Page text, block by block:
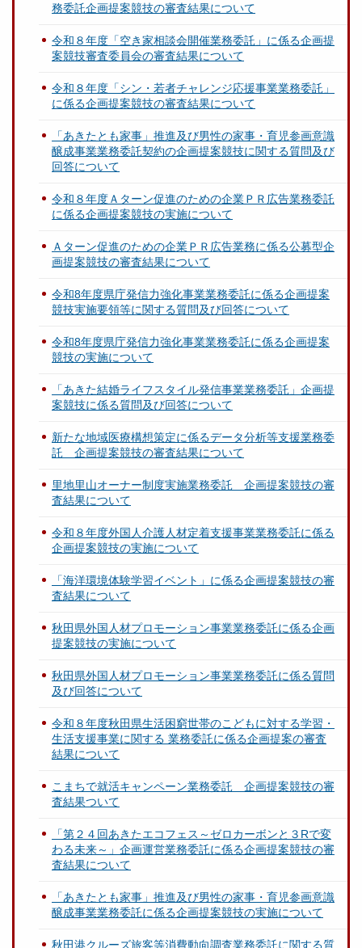
務委託企画提案競技の審査結果について
令和８年度「空き家相談会開催業務委託」に係る企画提
案競技審査委員会の審査結果について
令和８年度「シン・若者チャレンジ応援事業業務委託」
に係る企画提案競技の審査結果について
「あきたとも家事」推進及び男性の家事・育児参画意識
醸成事業業務委託契約の企画提案競技に関する質問及び
回答について
令和８年度Ａターン促進のための企業ＰＲ広告業務委託
に係る企画提案競技の実施について
Ａターン促進のための企業ＰＲ広告業務に係る公募型企
画提案競技の審査結果について
令和8年度県庁発信力強化事業業務委託に係る企画提案
競技実施要領等に関する質問及び回答について
令和8年度県庁発信力強化事業業務委託に係る企画提案
競技の実施について
「あきた結婚ライフスタイル発信事業業務委託」企画提
案競技に係る質問及び回答について
新たな地域医療構想策定に係るデータ分析等支援業務委
託 企画提案競技の審査結果について
里地里山オーナー制度実施業務委託 企画提案競技の審
査結果について
令和８年度外国人介護人材定着支援事業業務委託に係る
企画提案競技の実施について
「海洋環境体験学習イベント」に係る企画提案競技の審
査結果について
秋田県外国人材プロモーション事業業務委託に係る企画
提案競技の実施について
秋田県外国人材プロモーション事業業務委託に係る質問
及び回答について
令和８年度秋田県生活困窮世帯のこどもに対する学習・
生活支援事業に関する 業務委託に係る企画提案の審査
結果について
こまちで就活キャンペーン業務委託 企画提案競技の審
査結果ついて
「第２４回あきたエコフェス～ゼロカーボンと３Rで変
わる未来～」企画運営業務委託に係る企画提案競技の審
査結果について
「あきたとも家事」推進及び男性の家事・育児参画意識
醸成事業業務委託に係る企画提案競技の実施について
秋田港クルーズ旅客等消費動向調査業務委託に関する質